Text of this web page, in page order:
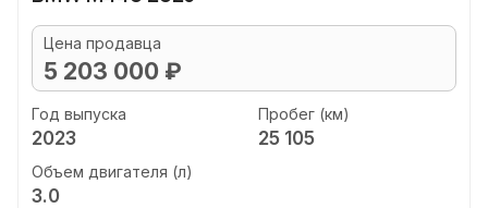
Цена продавца
5 203 000 ₽
Год выпуска
2023
Пробег (км)
25 105
Объем двигателя (л)
3.0